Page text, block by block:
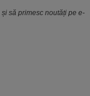
și să primesc noutăți pe e-